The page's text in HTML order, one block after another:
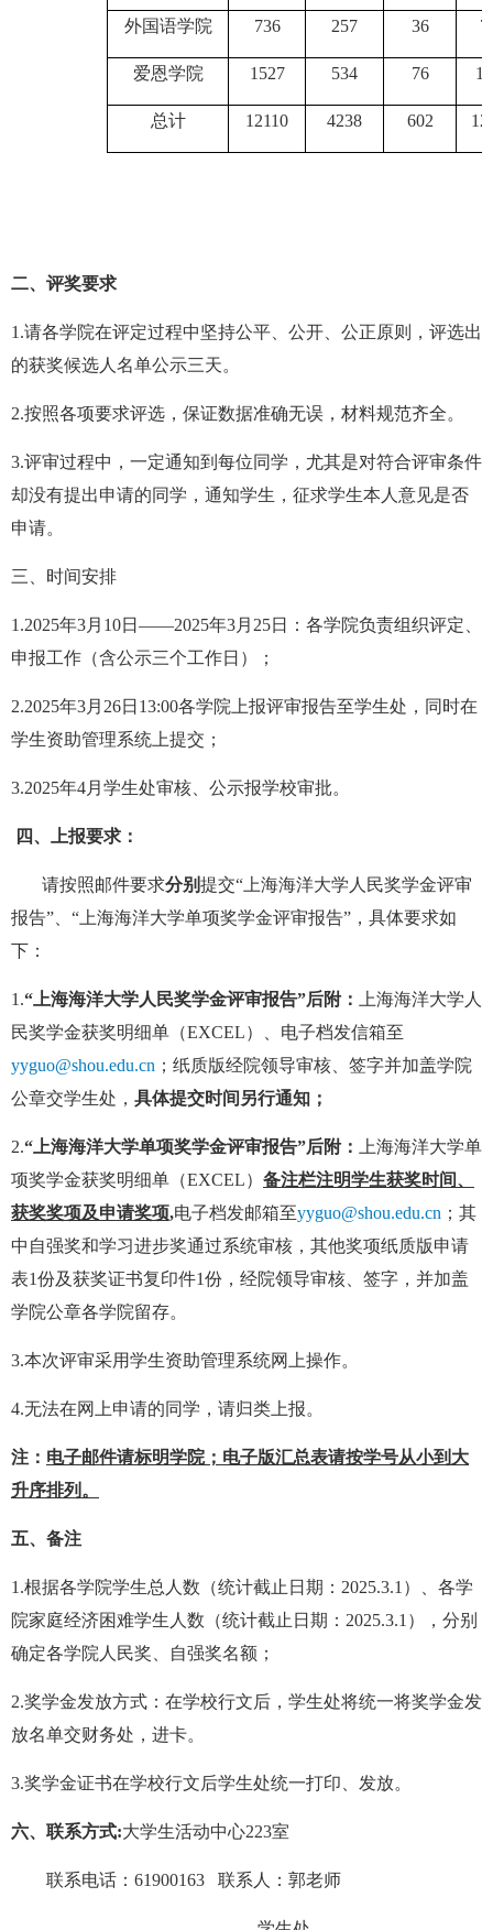
外国语学院 736 257 36
爱恩学院 1527 534 76
总计 12110 4238 602
二、评奖要求
1.请各学院在评定过程中坚持公平、公开、公正原则，评选出
的获奖候选人名单公示三天。
2.按照各项要求评选，保证数据准确无误，材料规范齐全。
3.评审过程中，一定通知到每位同学，尤其是对符合评审条件
却没有提出申请的同学，通知学生，征求学生本人意见是否
申请。
三、时间安排
1.2025年3月10日——2025年3月25日：各学院负责组织评定、
申报工作（含公示三个工作日）；
2.2025年3月26日13:00各学院上报评审报告至学生处，同时在
学生资助管理系统上提交；
3.2025年4月学生处审核、公示报学校审批。
四、上报要求：
请按照邮件要求分别提交“上海海洋大学人民奖学金评审
报告”、“上海海洋大学单项奖学金评审报告”，具体要求如
下：
1.“上海海洋大学人民奖学金评审报告”后附：
上海海洋大学人
民奖学金获奖明细单（EXCEL）、电子档发信箱至
yyguo@shou.edu.cn ；纸质版经院领导审核、签字并加盖学院
公章交学生处， 具体提交时间另行通知；
2.“上海海洋大学单项奖学金评审报告”后附：
上海海洋大学单
项奖学金获奖明细单（EXCEL） 备注栏注明学生获奖时间、
获奖奖项及申请奖项,电子档发邮箱至yyguo@shou.edu.cn ；其
中自强奖和学习进步奖通过系统审核，其他奖项纸质版申请
表1份及获奖证书复印件1份，经院领导审核、签字，并加盖
学院公章各学院留存。
3.本次评审采用学生资助管理系统网上操作。
4.无法在网上申请的同学，请归类上报。
注： 电子邮件请标明学院；电子版汇总表请按学号从小到大
升序排列。
五、备注
1.根据各学院学生总人数（统计截止日期：2025.3.1）、各学
院家庭经济困难学生人数（统计截止日期：2025.3.1），分别
确定各学院人民奖、自强奖名额；
2.奖学金发放方式：在学校行文后，学生处将统一将奖学金发
放名单交财务处，进卡。
3.奖学金证书在学校行文后学生处统一打印、发放。
六、联系方式:大学生活动中心223室
联系电话：61900163 联系人：郭老师